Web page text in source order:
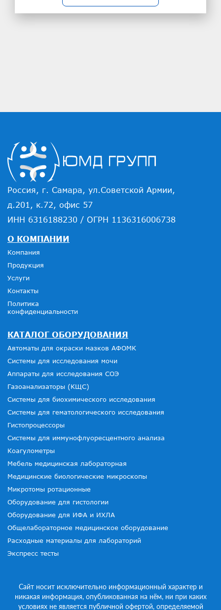
Россия, г. Самара, ул.Советской Армии,
д.201, к.72, офис 57
ИНН 6316188230 / ОГРН 1136316006738
О КОМПАНИИ
Компания
Продукция
Услуги
Контакты
Политика
конфиденциальности
КАТАЛОГ ОБОРУДОВАНИЯ
Автоматы для окраски мазков АФОМК
Системы для исследования мочи
Аппараты для исследования СОЭ
Газоанализаторы (КЩС)
Системы для биохимического исследования
Системы для гематологического исследования
Гистопроцессоры
Системы для иммунофлуоресцентного анализа
Коагулометры
Мебель медицинская лабораторная
Медицинские биологические микроскопы
Микротомы ротационные
Оборудование для гистологии
Оборудование для ИФА и ИХЛА
Общелабораторное медицинское оборудование
Расходные материалы для лабораторий
Экспресс тесты
Сайт носит исключительно информационный характер и
никакая информация, опубликованная на нём, ни при каких
условиях не является публичной офертой, определяемой